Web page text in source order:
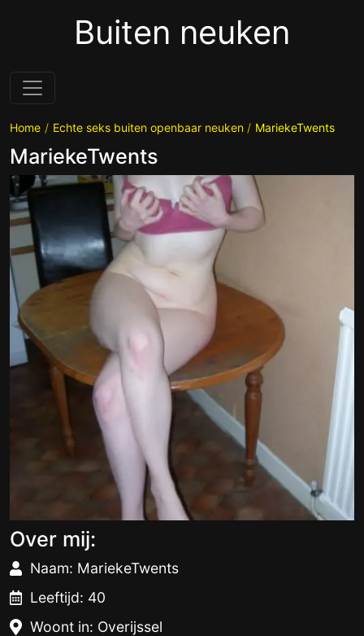
Buiten neuken
Home Echte seks buiten openbaar neuken MariekeTwents
MariekeTwents
Over mij:
Naam: MariekeTwents
Leeftijd: 40
Woont in: Overijssel